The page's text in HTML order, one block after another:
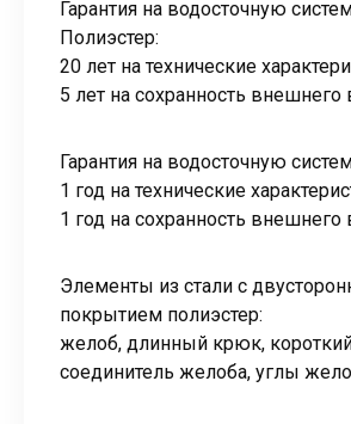
Гарантия на водосточную
Полиэстер:
20 лет на технические
5 лет на сохранность внешнего
Гарантия на водосточную
1 год на технические
1 год на сохранность внешнего
Элементы из стали с
покрытием полиэстер:
желоб, длинный крюк,
соединитель желоба, углы